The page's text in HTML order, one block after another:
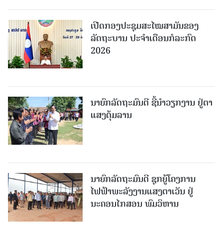
ເປີດກອງປະຊຸມສະໄໝສາມັນຂອງ
ລັດຖະບານ ປະຈໍາເດືອນກໍລະກົດ
2026
ນາຍົກລັດຖະມົນຕີ ຊີ້ນຳວຽກງານ ຢູ່ຕາ
ແສງຕຸ້ມລານ
ນາຍົກລັດຖະມົນຕີ ຊຸກຍູ້ໂຄງການ
ໄຟຟ້າພະລັງງານແສງຕາເວັນ ຢູ່
ນະຄອນໄກສອນ ພົມວິຫານ